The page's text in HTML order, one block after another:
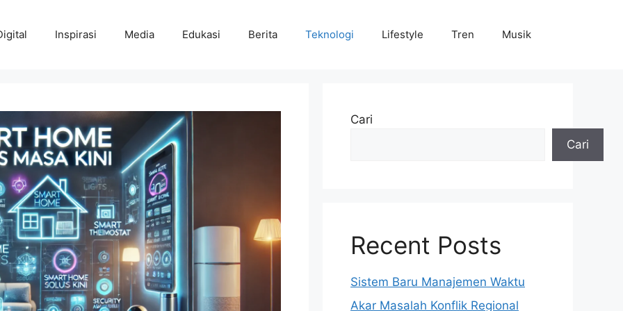
Inspirasi Media Edukasi Berita Teknologi Lifestyle Tren Musik
Cari
Cari
Recent Posts
Sistem Baru Manajemen Waktu
Akar Masalah Konflik Regional